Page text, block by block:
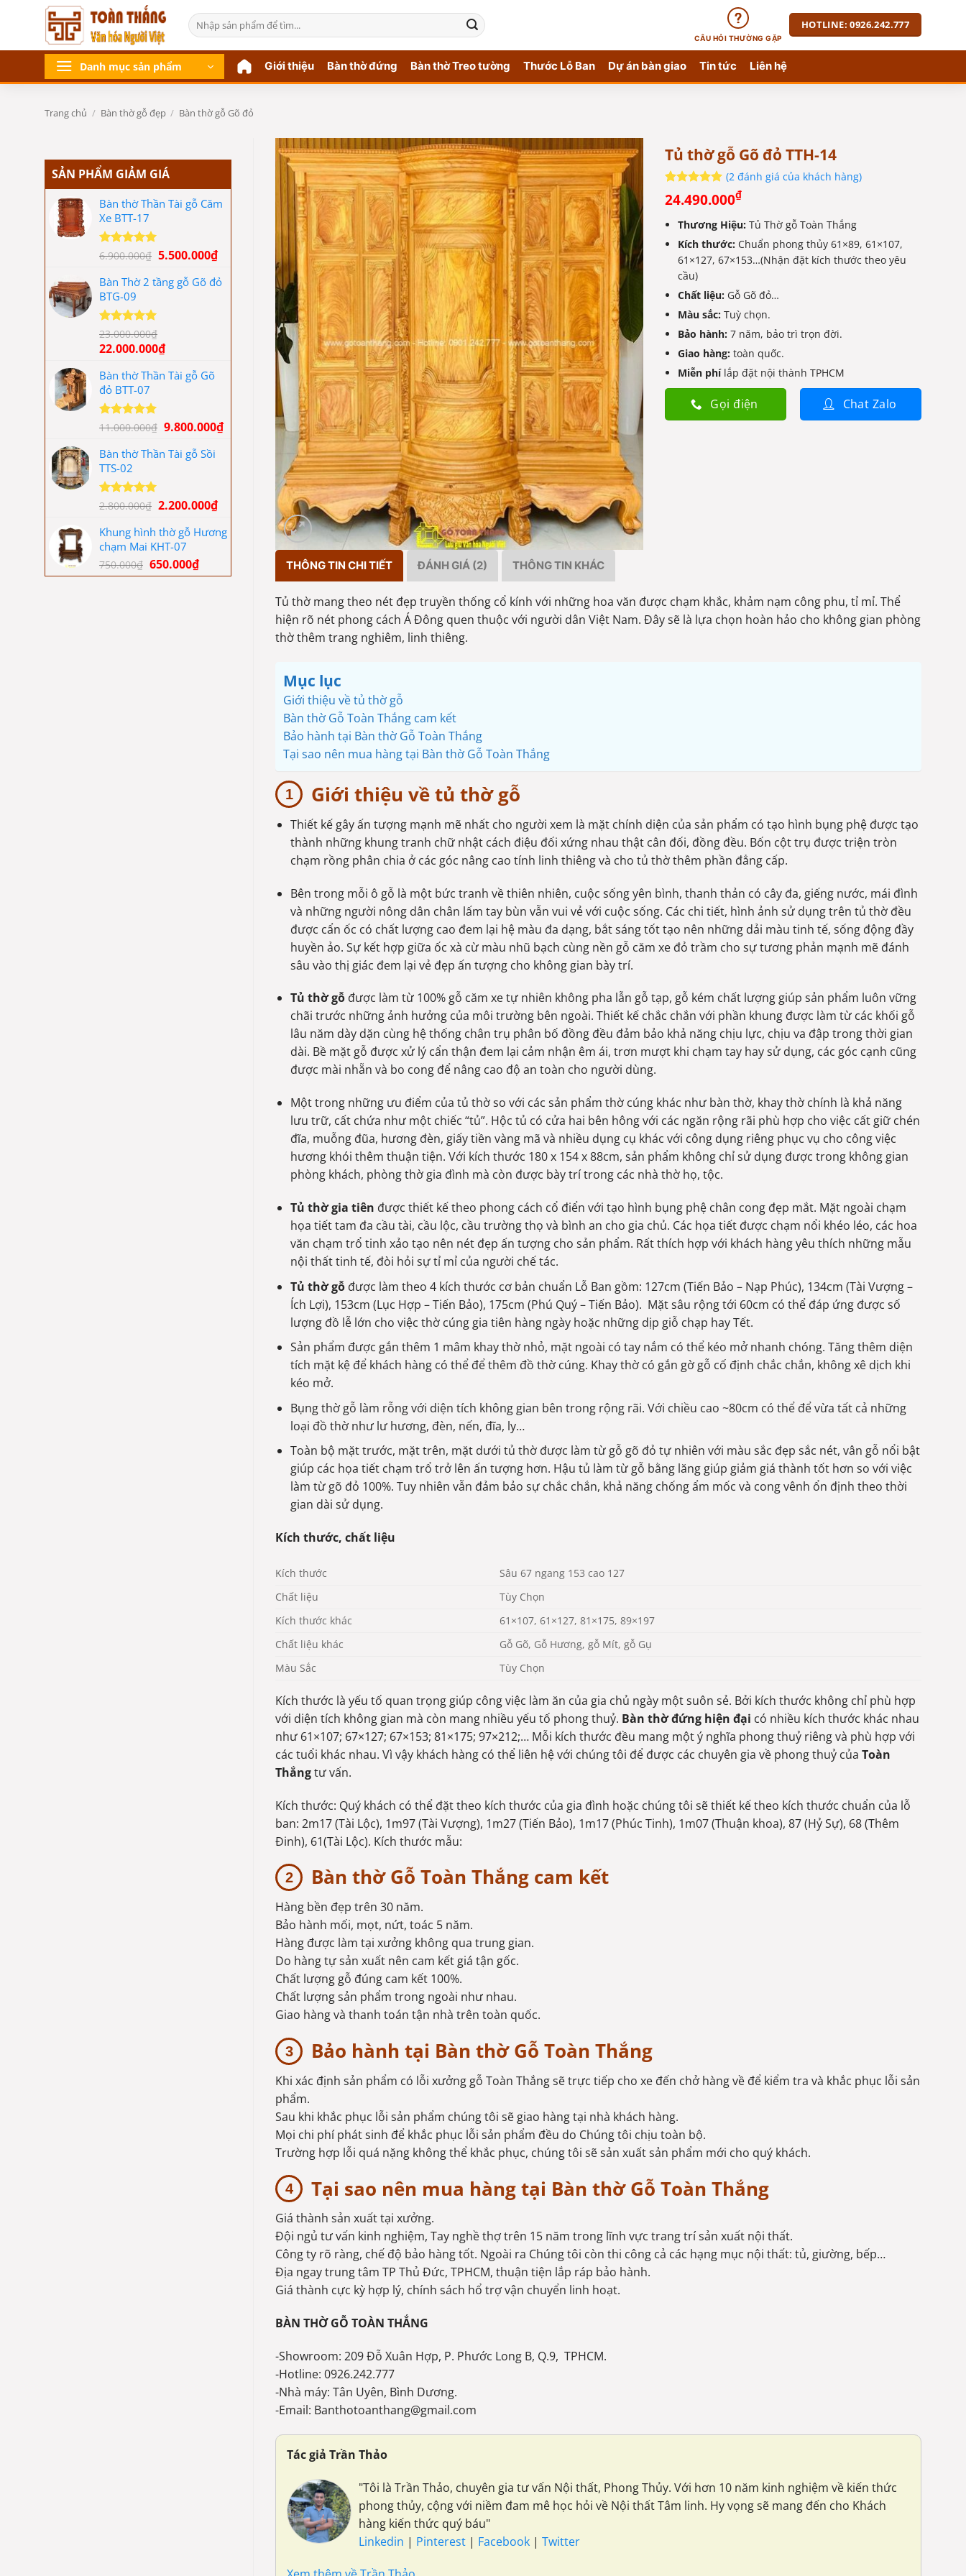
Tìm
kiếm:
CÂU HỎI THƯỜNG GẶP
HOTLINE: 0926.242.777
Danh mục sản phẩm Giới thiệu Bàn thờ đứng Bàn thờ Treo tường Thước Lỗ Ban Dự án bàn giao Tin tức Liên hệ
Trang chủ / Bàn thờ gỗ đẹp / Bàn thờ gỗ Gõ đỏ
SẢN PHẨM GIẢM GIÁ
Bàn thờ Thần Tài gỗ Căm
Xe BTT-17
Được xếp
5 sao
6.900.000₫ Giá
là:
5.500.000₫Giá
tại
5.500.000₫.
Bàn Thờ 2 tầng gỗ Gõ đỏ
BTG-09
Được xếp
hạng5.00
5 sao
23.000.000₫
Giá
là:
23.000.000₫.
22.000.000₫Giá
tại
Bàn thờ Thần Tài gỗ Gõ
đỏ BTT-07
Được xếp
5 sao
11.000.000₫ Giá
là:
9.800.000₫Giá
9.800.000₫.
Bàn thờ Thần Tài gỗ Sồi
TTS-02
Được xếp
5 sao
2.800.000₫ Giá
là:
2.800.000₫.
2.200.000₫Giá
tại
Khung hình thờ gỗ Hương
chạm Mai KHT-07
750.000₫ Giá
gốc
650.000₫Giá
hiện
Tủ thờ gỗ Gõ đỏ TTH-14
5trên 5
dựa trên
2
(2 đánh giá của khách hàng)
24.490.000₫
Thương Hiệu: Tủ Thờ gỗ Toàn Thắng
Kích thước: Chuẩn phong thủy 61×89, 61×107,
61×127, 67×153…(Nhận đặt kích thước theo yêu
cầu)
Chất liệu: Gỗ Gõ đỏ…
Màu sắc: Tuỳ chọn.
Bảo hành: 7 năm, bảo trì trọn đời.
Giao hàng: toàn quốc.
Miễn phílắp đặt nội thành TPHCM
Gọi điện Chat Zalo
THÔNG TIN CHI TIẾT ĐÁNH GIÁ (2) THÔNG TIN KHÁC
Tủ thờ mang theo nét đẹp truyền thống cổ kính với những hoa văn được chạm khắc, khảm nạm công phu, tỉ mỉ. Thể
hiện rõ nét phong cách Á Đông quen thuộc với người dân Việt Nam. Đây sẽ là lựa chọn hoàn hảo cho không gian phòng
thờ thêm trang nghiêm, linh thiêng.
Mục lục
Giới thiệu về tủ thờ gỗ
Bàn thờ Gỗ Toàn Thắng cam kết
Bảo hành tại Bàn thờ Gỗ Toàn Thắng
Tại sao nên mua hàng tại Bàn thờ Gỗ Toàn Thắng
Giới thiệu về tủ thờ gỗ
Thiết kế gây ấn tượng mạnh mẽ nhất cho người xem là mặt chính diện của sản phẩm có tạo hình bụng phệ được tạo
thành những khung tranh chữ nhật cách điệu đối xứng nhau thật cân đối, đồng đều. Bốn cột trụ được triện tròn
chạm rồng phân chia ở các góc nâng cao tính linh thiêng và cho tủ thờ thêm phần đẳng cấp.
Bên trong mỗi ô gỗ là một bức tranh về thiên nhiên, cuộc sống yên bình, thanh thản có cây đa, giếng nước, mái đình
và những người nông dân chân lấm tay bùn vẫn vui vẻ với cuộc sống. Các chi tiết, hình ảnh sử dụng trên tủ thờ đều
được cẩn ốc có chất lượng cao đem lại hệ màu đa dạng, bắt sáng tốt tạo nên những dải màu tinh tế, sống động đầy
huyền ảo. Sự kết hợp giữa ốc xà cừ màu nhũ bạch cùng nền gỗ căm xe đỏ trầm cho sự tương phản mạnh mẽ đánh
sâu vào thị giác đem lại vẻ đẹp ấn tượng cho không gian bày trí.
Tủ thờ gỗđược làm từ 100% gỗ căm xe tự nhiên không pha lẫn gỗ tạp, gỗ kém chất lượng giúp sản phẩm luôn vững
chãi trước những ảnh hưởng của môi trường bên ngoài. Thiết kế chắc chắn với phần khung được làm từ các khối gỗ
lâu năm dày dặn cùng hệ thống chân trụ phân bố đồng đều đảm bảo khả năng chịu lực, chịu va đập trong thời gian
dài. Bề mặt gỗ được xử lý cẩn thận đem lại cảm nhận êm ái, trơn mượt khi chạm tay hay sử dụng, các góc cạnh cũng
được mài nhẵn và bo cong để nâng cao độ an toàn cho người dùng.
Một trong những ưu điểm của tủ thờ so với các sản phẩm thờ cúng khác như bàn thờ, khay thờ chính là khả năng
lưu trữ, cất chứa như một chiếc “tủ”. Hộc tủ có cửa hai bên hông với các ngăn rộng rãi phù hợp cho việc cất giữ chén
đĩa, muỗng đũa, hương đèn, giấy tiền vàng mã và nhiều dụng cụ khác với công dụng riêng phục vụ cho công việc
hương khói thêm thuận tiện. Với kích thước 180 x 154 x 88cm, sản phẩm không chỉ sử dụng được trong không gian
phòng khách, phòng thờ gia đình mà còn được bày trí trong các nhà thờ họ, tộc.
Tủ thờ gia tiên được thiết kế theo phong cách cổ điển với tạo hình bụng phệ chân cong đẹp mắt. Mặt ngoài chạm
họa tiết tam đa cầu tài, cầu lộc, cầu trường thọ và bình an cho gia chủ. Các họa tiết được chạm nổi khéo léo, các hoa
văn chạm trổ tinh xảo tạo nên nét đẹp ấn tượng cho sản phẩm. Rất thích hợp với khách hàng yêu thích những mẫu
nội thất tinh tế, đòi hỏi sự tỉ mỉ của người chế tác.
Tủ thờ gỗđược làm theo 4 kích thước cơ bản chuẩn Lỗ Ban gồm: 127cm (Tiến Bảo – Nạp Phúc), 134cm (Tài Vượng –
Ích Lợi), 153cm (Lục Hợp – Tiến Bảo), 175cm (Phú Quý – Tiến Bảo). Mặt sâu rộng tới 60cm có thể đáp ứng được số
lượng đồ lễ lớn cho việc thờ cúng gia tiên hàng ngày hoặc những dịp giỗ chạp hay Tết.
Sản phẩm được gắn thêm 1 mâm khay thờ nhỏ, mặt ngoài có tay nắm có thể kéo mở nhanh chóng. Tăng thêm diện
tích mặt kệ để khách hàng có thể để thêm đồ thờ cúng. Khay thờ có gắn gờ gỗ cố định chắc chắn, không xê dịch khi
kéo mở.
Bụng thờ gỗ làm rỗng với diện tích không gian bên trong rộng rãi. Với chiều cao ~80cm có thể để vừa tất cả những
loại đồ thờ như lư hương, đèn, nến, đĩa, ly…
Toàn bộ mặt trước, mặt trên, mặt dưới tủ thờ được làm từ gỗ gõ đỏ tự nhiên với màu sắc đẹp sắc nét, vân gỗ nổi bật
giúp các họa tiết chạm trổ trở lên ấn tượng hơn. Hậu tủ làm từ gỗ bằng lăng giúp giảm giá thành tốt hơn so với việc
làm từ gõ đỏ 100%. Tuy nhiên vẫn đảm bảo sự chắc chắn, khả năng chống ẩm mốc và cong vênh ổn định theo thời
gian dài sử dụng.
Kích thước, chất liệu
Kích thước
Sâu 67 ngang 153 cao 127
Chất liệu
Tùy Chọn
Kích thước khác
61×107, 61×127, 81×175, 89×197
Chất liệu khác
Gỗ Gõ, Gỗ Hương, gỗ Mít, gỗ Gụ
Màu Sắc
Tùy Chọn
Kích thước là yếu tố quan trọng giúp công việc làm ăn của gia chủ ngày một suôn sẻ. Bởi kích thước không chỉ phù hợp
với diện tích không gian mà còn mang nhiều yếu tố phong thuỷ. Bàn thờ đứng hiện đại có nhiều kích thước khác nhau
như 61×107; 67×127; 67×153; 81×175; 97×212;… Mỗi kích thước đều mang một ý nghĩa phong thuỷ riêng và phù hợp với
các tuổi khác nhau. Vì vậy khách hàng có thể liên hệ với chúng tôi để được các chuyên gia về phong thuỷ của Toàn
Thắngtư vấn.
Kích thước: Quý khách có thể đặt theo kích thước của gia đình hoặc chúng tôi sẽ thiết kế theo kích thước chuẩn của lỗ
ban: 2m17 (Tài Lộc), 1m97 (Tài Vượng), 1m27 (Tiến Bảo), 1m17 (Phúc Tinh), 1m07 (Thuận khoa), 87 (Hỷ Sự), 68 (Thêm
Đinh), 61(Tài Lộc). Kích thước mẫu:
Bàn thờ Gỗ Toàn Thắng cam kết
Hàng bền đẹp trên 30 năm.
Bảo hành mối, mọt, nứt, toác 5 năm.
Hàng được làm tại xưởng không qua trung gian.
Do hàng tự sản xuất nên cam kết giá tận gốc.
Chất lượng gỗ đúng cam kết 100%.
Chất lượng sản phẩm trong ngoài như nhau.
Giao hàng và thanh toán tận nhà trên toàn quốc.
Bảo hành tại Bàn thờ Gỗ Toàn Thắng
Khi xác định sản phẩm có lỗi xưởng gỗ Toàn Thắng sẽ trực tiếp cho xe đến chở hàng về để kiểm tra và khắc phục lỗi sản
phẩm.
Sau khi khắc phục lỗi sản phẩm chúng tôi sẽ giao hàng tại nhà khách hàng.
Mọi chi phí phát sinh để khắc phục lỗi sản phẩm đều do Chúng tôi chịu toàn bộ.
Trường hợp lỗi quá nặng không thể khắc phục, chúng tôi sẽ sản xuất sản phẩm mới cho quý khách.
Tại sao nên mua hàng tại Bàn thờ Gỗ Toàn Thắng
Giá thành sản xuất tại xưởng.
Đội ngủ tư vấn kinh nghiệm, Tay nghề thợ trên 15 năm trong lĩnh vực trang trí sản xuất nội thất.
Công ty rõ ràng, chế độ bảo hàng tốt. Ngoài ra Chúng tôi còn thi công cả các hạng mục nội thất: tủ, giường, bếp…
Địa ngay trung tâm TP Thủ Đức, TPHCM, thuận tiện lắp ráp bảo hành.
Giá thành cực kỳ hợp lý, chính sách hổ trợ vận chuyển linh hoạt.
BÀN THỜ GỖ TOÀN THẮNG
-Showroom: 209 Đỗ Xuân Hợp, P. Phước Long B, Q.9, TPHCM.
-Hotline: 0926.242.777
-Nhà máy: Tân Uyên, Bình Dương.
-Email: Banthotoanthang@gmail.com
Tác giả Trần Thảo
"Tôi là Trần Thảo, chuyên gia tư vấn Nội thất, Phong Thủy. Với hơn 10 năm kinh nghiệm về kiến thức
phong thủy, cộng với niềm đam mê học hỏi về Nội thất Tâm linh. Hy vọng sẽ mang đến cho Khách
hàng kiến thức quý báu"
Linkedin | Pinterest | Facebook | Twitter